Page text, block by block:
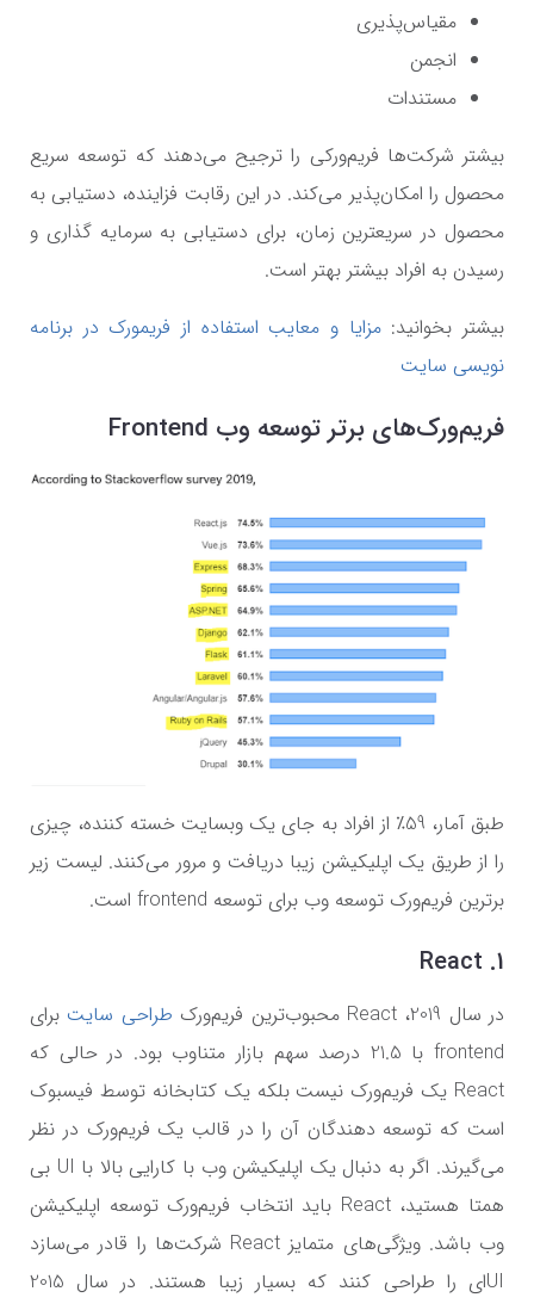
مقیاس‌پذیری
انجمن
مستندات
بیشتر شرکت‌ها فریم‌ورکی را ترجیح می‌دهند که توسعه سریع
محصول را امکان‌پذیر می‌کند. در این رقابت فزاینده، دستیابی به
محصول در سریعترین زمان، برای دستیابی به سرمایه گذاری و
رسیدن به افراد بیشتر بهتر است.
بیشتر بخوانید:مزایا و معایب استفاده از فریمورک در برنامه
نویسی سایت
فریم‌ورک‌های برتر توسعه وب Frontend
طبق آمار، 59٪ از افراد به جای یک وبسایت خسته کننده، چیزی
را از طریق یک اپلیکیشن زیبا دریافت و مرور می‌کنند. لیست زیر
برترین فریم‌ورک توسعه وب برای توسعه frontend است.
1. React
در سال 2019، React محبوب‌ترین فریم‌ورک طراحی سایت برای
frontend با 21.5 درصد سهم بازار متناوب بود. در حالی که
React یک فریم‌ورک نیست بلکه یک کتابخانه توسط فیسبوک
است که توسعه دهندگان آن را در قالب یک فریم‌ورک در نظر
می‌گیرند. اگر به دنبال یک اپلیکیشن وب با کارایی بالا با UI بی
همتا هستید، React باید انتخاب فریم‌ورک توسعه اپلیکیشن
وب باشد. ویژگی‌های متمایز React شرکت‌ها را قادر می‌سازد
UIای را طراحی کنند که بسیار زیبا هستند. در سال 2015